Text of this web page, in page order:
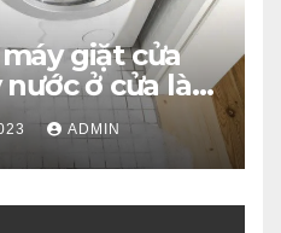
giặt cửa
ở cửa là
ADMIN